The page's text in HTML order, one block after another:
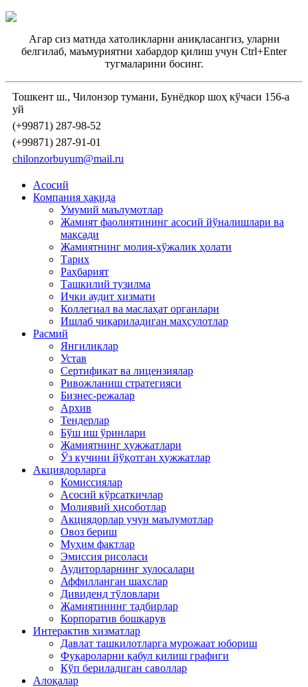
Агар сиз матнда хатоликларни аниқласангиз, уларни
белгилаб, маъмуриятни хабардор қилиш учун Ctrl+Enter
тугмаларини босинг.
Тошкент ш., Чилонзор тумани, Бунёдкор шоҳ кўчаси 156-а
уй
(+99871) 287-98-52
(+99871) 287-91-01
chilonzorbuyum@mail.ru
Асосий
Компания ҳақида
Умумий маълумотлар
Жамият фаолиятининг асосий йўналишлари ва
мақсади
Жамиятнинг молия-хўжалик ҳолати
Тарих
Раҳбарият
Ташкилий тузилма
Ички аудит хизмати
Коллегиал ва маслаҳат органлари
Ишлаб чиқариладиган маҳсулотлар
Расмий
Янгиликлар
Устав
Сертификат ва лицензиялар
Ривожланиш стратегияси
Бизнес-режалар
Архив
Тендерлар
Бўш иш ўринлари
Жамиятнинг ҳужжатлари
Ўз кучини йўқотган ҳужжатлар
Акциядорларга
Комиссиялар
Асосий кўрсаткичлар
Молиявий ҳисоботлар
Акциядорлар учун маълумотлар
Овоз бериш
Муҳим фактлар
Эмиссия рисоласи
Аудиторларнинг хулосалари
Аффилланган шахслар
Дивиденд тўловлари
Жамиятининг тадбирлар
Корпоратив бошқарув
Интерактив хизматлар
Давлат ташкилотларга мурожаат юбориш
Фуқароларни қабул қилиш графиги
Кўп бериладиган саволлар
Алоқалар